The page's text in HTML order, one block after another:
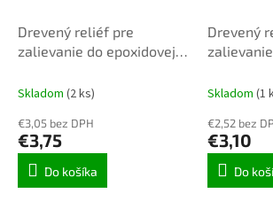
Drevený reliéf pre
zalievanie do epoxidovej
45x30x10mm 1ks
Skladom (2 ks)
€3,05 bez DPH
€3,75
Do košíka
Drevený
1ks
Skladom (1
€2,52 bez
€3,10
Do